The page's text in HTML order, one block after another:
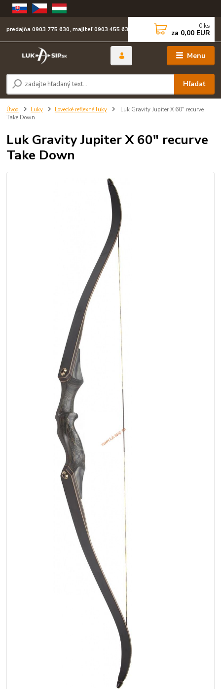
Menu
Hľadať
predajňa 0903 775 630, majiteľ 0903 455 630 0 ks
za 0,00 EUR
Úvod Luky Lovecké reflexné luky
Luk Gravity Jupiter X 60" recurve
Take Down
Luk Gravity Jupiter X 60" recurve
Take Down